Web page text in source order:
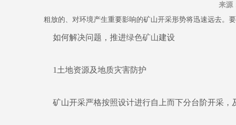
来源
粗放的、对环境产生重要影响的矿山开采形势将迅速远去。
如何解决问题，推进绿色矿山建设
1土地资源及地质灾害防护
矿山开采严格按照设计进行自上而下分台阶开采，